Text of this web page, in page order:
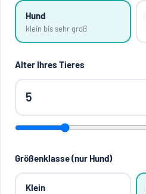
Hund
klein bis sehr groß
Alter Ihres Tieres
Größenklasse (nur Hund)
Klein